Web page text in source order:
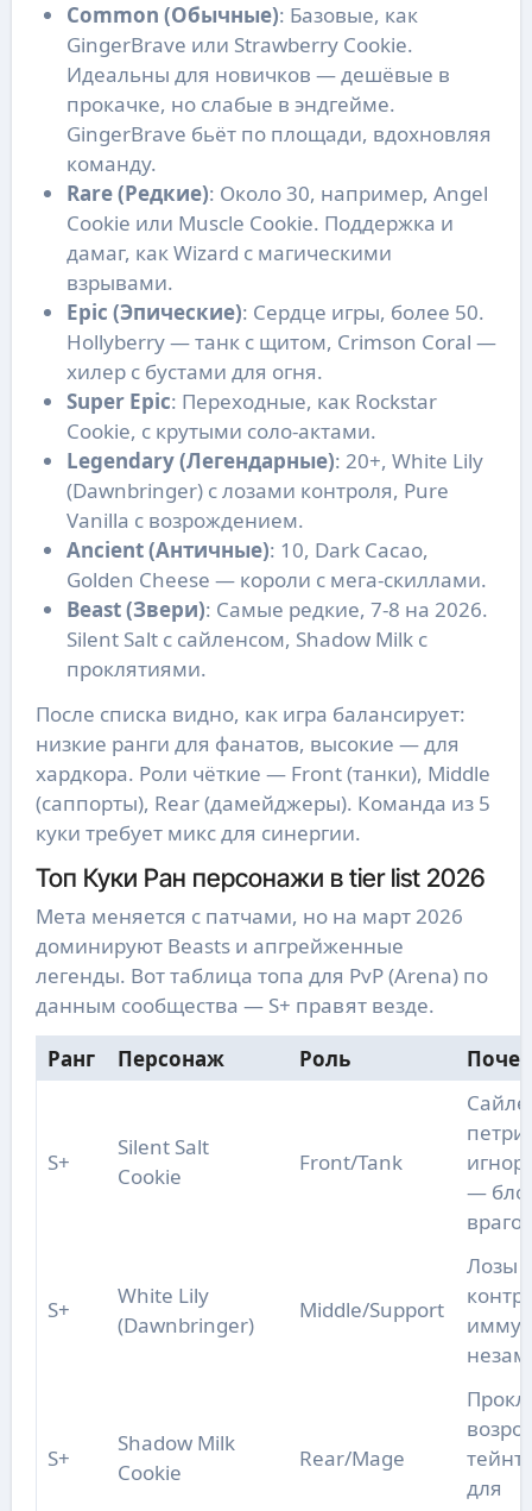
Common (Обычные): Базовые, как
GingerBrave или Strawberry Cookie.
Идеальны для новичков — дешёвые в
прокачке, но слабые в эндгейме.
GingerBrave бьёт по площади, вдохновляя
команду.
Rare (Редкие): Около 30, например, Angel
Cookie или Muscle Cookie. Поддержка и
дамаг, как Wizard с магическими
взрывами.
Epic (Эпические): Сердце игры, более 50.
Hollyberry — танк с щитом, Crimson Coral —
хилер с бустами для огня.
Super Epic: Переходные, как Rockstar
Cookie, с крутыми соло-актами.
Legendary (Легендарные): 20+, White Lily
(Dawnbringer) с лозами контроля, Pure
Vanilla с возрождением.
Ancient (Античные): 10, Dark Cacao,
Golden Cheese — короли с мега-скиллами.
Beast (Звери): Самые редкие, 7-8 на 2026.
Silent Salt с сайленсом, Shadow Milk с
проклятиями.
После списка видно, как игра балансирует:
низкие ранги для фанатов, высокие — для
хардкора. Роли чёткие — Front (танки), Middle
(саппорты), Rear (дамейджеры). Команда из 5
куки требует микс для синергии.
Топ Куки Ран персонажи в tier list 2026
Мета меняется с патчами, но на март 2026
доминируют Beasts и апгрейженные
легенды. Вот таблица топа для PvP (Arena) по
данным сообщества — S+ правят везде.
Ранг
Персонаж Роль
S+
Silent Salt
Cookie
Front/Tank
игнор
—
S+
White Lily
(Dawnbringer)
Middle/Support
Лозы
S+
Shadow Milk
Cookie
Rear/Mage
тейнт
для